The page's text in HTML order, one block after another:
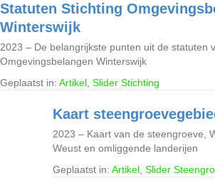
Statuten Stichting
Winterswijk
2023 – De belangrijkste punten uit de statuten
Omgevingsbelangen Winterswijk
Geplaatst in: Artikel, Slider Stichting
Kaart
2023 – Kaart van de steengroeve,
Weust en omliggende landerijen
Geplaatst in: Artikel, Slider